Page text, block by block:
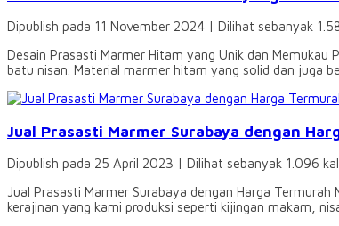
Dipublish pada 11 November 2024 | Dilihat sebanyak
Desain Prasasti Marmer Hitam yang Unik dan
batu nisan. Material marmer hitam yang solid dan juga
Jual Prasasti Marmer Surabaya dengan
Dipublish pada 25 April 2023 | Dilihat sebanyak 1.096
Jual Prasasti Marmer Surabaya dengan Harga
kerajinan yang kami produksi seperti kijingan makam,